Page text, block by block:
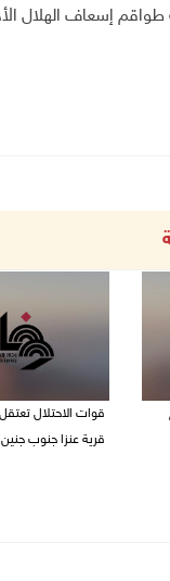
إسعاف الهلال
قوات الاحتلال
قرية عنزا جنوب جنين